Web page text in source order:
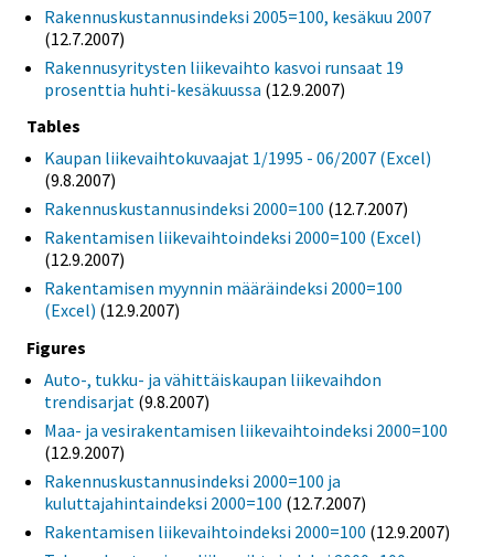
Rakennuskustannusindeksi 2005=100, kesäkuu 2007
(12.7.2007)
Rakennusyritysten liikevaihto kasvoi runsaat 19
prosenttia huhti-kesäkuussa (12.9.2007)
Tables
Kaupan liikevaihtokuvaajat 1/1995 - 06/2007 (Excel)
(9.8.2007)
Rakennuskustannusindeksi 2000=100 (12.7.2007)
Rakentamisen liikevaihtoindeksi 2000=100 (Excel)
(12.9.2007)
Rakentamisen myynnin määräindeksi 2000=100
(Excel) (12.9.2007)
Figures
Auto-, tukku- ja vähittäiskaupan liikevaihdon
trendisarjat (9.8.2007)
Maa- ja vesirakentamisen liikevaihtoindeksi 2000=100
(12.9.2007)
Rakennuskustannusindeksi 2000=100 ja
kuluttajahintaindeksi 2000=100 (12.7.2007)
Rakentamisen liikevaihtoindeksi 2000=100 (12.9.2007)